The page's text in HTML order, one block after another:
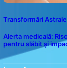
Transformări
Alerta medicală:
pentru slăbit și